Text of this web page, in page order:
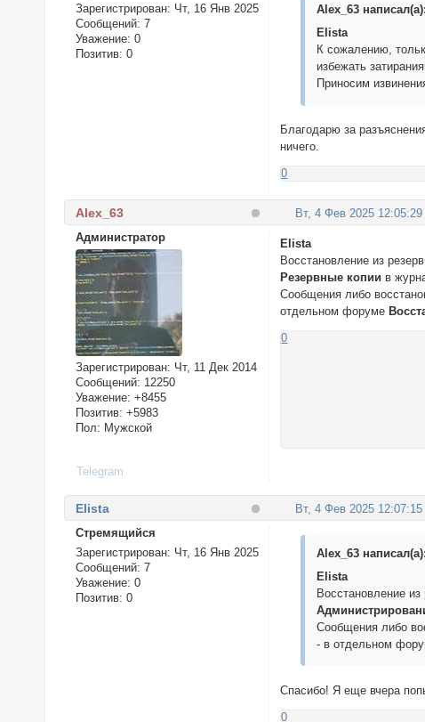
Зарегистрирован: Чт, 16 Янв 2025
Сообщений: 7
Уважение: 0
Позитив: 0
Alex_63 написал(а):
Elista
К сожалению,
избежать
Приносим
Благодарю за
ничего.
0
Вт, 4 Фев 2025 12:05:29
Alex_63
Администратор
Зарегистрирован: Чт, 11 Дек 2014
Сообщений: 12250
Уважение: +8455
Позитив: +5983
Пол: Мужской
Elista
Восстановление из
Резервные копии в
Сообщения либо
отдельном форуме
0
Telegram
Вт, 4 Фев 2025 12:07:15
Elista
Стремящийся
Зарегистрирован: Чт, 16 Янв 2025
Сообщений: 7
Уважение: 0
Позитив: 0
Alex_63 написал(а):
Elista
Восстановление
Сообщения либо
- в отдельном
Спасибо! Я еще вчера
0